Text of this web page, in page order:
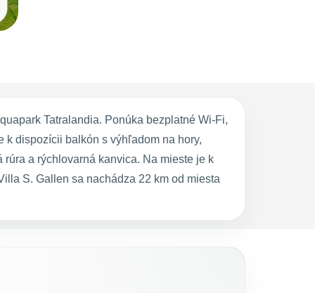
Tatralandia. Ponúka bezplatné Wi-Fi,
k dispozícii balkón s výhľadom na hory,
a rýchlovarná kanvica. Na mieste je k
S. Gallen sa nachádza 22 km od miesta